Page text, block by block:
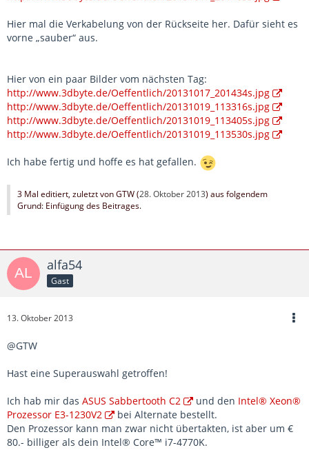
Hier mal die Verkabelung von der Rückseite her. Dafür sieht es
vorne „sauber“ aus.
Hier von ein paar Bilder vom nächsten Tag:
http://www.3dbyte.de/Oeffentlich/20131017_201434s.jpg
http://www.3dbyte.de/Oeffentlich/20131019_113316s.jpg
http://www.3dbyte.de/Oeffentlich/20131019_113405s.jpg
http://www.3dbyte.de/Oeffentlich/20131019_113530s.jpg
Ich habe fertig und hoffe es hat gefallen.
3 Mal editiert, zuletzt von GTW (28. Oktober 2013) aus folgendem
Grund: Einfügung des Beitrages.
alfa54
Gast
13. Oktober 2013
@GTW
Hast eine Superauswahl getroffen!
Ich hab mir das ASUS Sabbertooth C2 und den Intel® Xeon®
Prozessor E3-1230V2
bei Alternate bestellt.
Den Prozessor kann man zwar nicht übertakten, ist aber um €
80.- billiger als dein Intel® Core™ i7-4770K.